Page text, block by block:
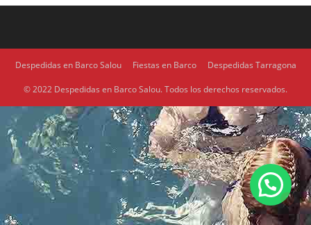
Despedidas en Barco Salou Fiestas en Barco Despedidas Tarragona
© 2022 Despedidas en Barco Salou. Todos los derechos reservados.
1